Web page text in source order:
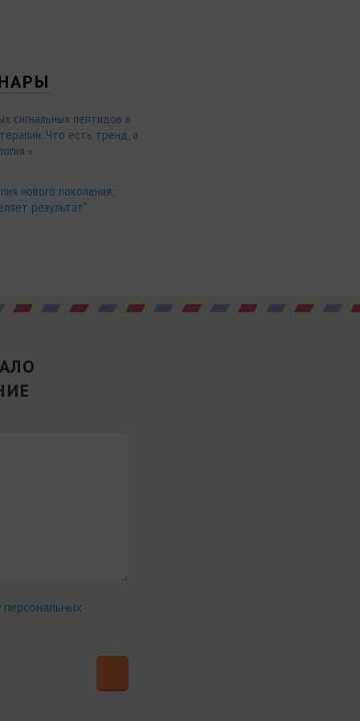
сигнальных пептидов в
Что есть тренд, а
нового поколения:
результат"